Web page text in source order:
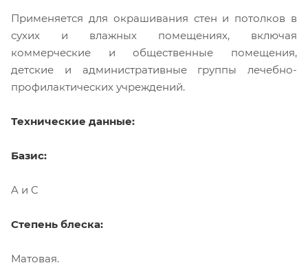
Применяется для окрашивания стен и потолков в
сухих и влажных помещениях, включая
коммерческие и общественные помещения,
детские и административные группы лечебно-
профилактических учреждений.
Технические данные:
Базис:
A и C
Степень блеска:
Матовая.